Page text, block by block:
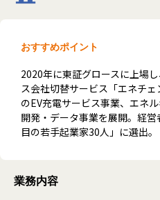
おすすめポイント
2020年に東証グロースに上場
ス会社切替サービス「エネチ
のEV充電サービス事業、エネ
開発・データ事業を展開。経
目の若手起業家30人」に選出。
業務内容